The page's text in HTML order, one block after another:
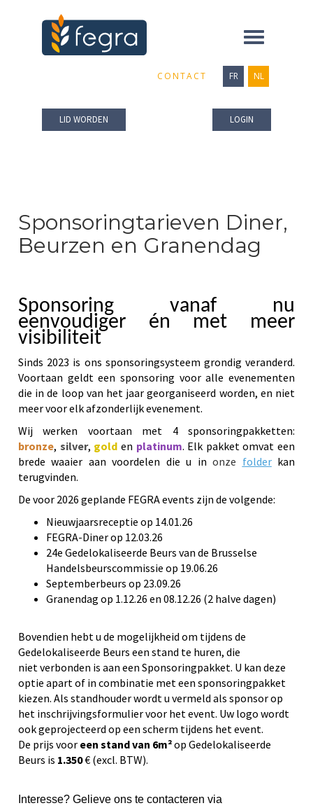
Toggle
CONTACT FR NL
LID WORDEN LOGIN
Sponsoringtarieven Diner,
Beurzen en Granendag
Sponsoring vanaf nu
eenvoudiger én met meer
visibiliteit
Sinds 2023 is ons sponsoringsysteem grondig veranderd.
Voortaan geldt een sponsoring voor alle evenementen
die in de loop van het jaar georganiseerd worden, en niet
meer voor elk afzonderlijk evenement.
Wij werken voortaan met 4 sponsoringpakketten:
bronze, silver, gold en platinum. Elk pakket omvat een
brede waaier aan voordelen die u inonze folder kan
terugvinden.
De voor 2026 geplande FEGRA events zijn de volgende:
Nieuwjaarsreceptie op 14.01.26
FEGRA-Diner op 12.03.26
24e Gedelokaliseerde Beurs van de Brusselse
Handelsbeurscommissie op 19.06.26
Septemberbeurs op 23.09.26
Granendag op 1.12.26 en 08.12.26 (2 halve dagen)
Bovendien hebt u de mogelijkheid om tijdens de
Gedelokaliseerde Beurs een stand te huren, die
niet verbonden is aan een Sponsoringpakket. U kan deze
optie apart of in combinatie met een sponsoringpakket
kiezen. Als standhouder wordt u vermeld als sponsor op
het inschrijvingsformulier voor het event. Uw logo wordt
ook geprojecteerd op een scherm tijdens het event.
De prijs voor een stand van 6m²op Gedelokaliseerde
Beurs is 1.350€ (excl. BTW).
Interesse? Gelieve ons te contacteren via